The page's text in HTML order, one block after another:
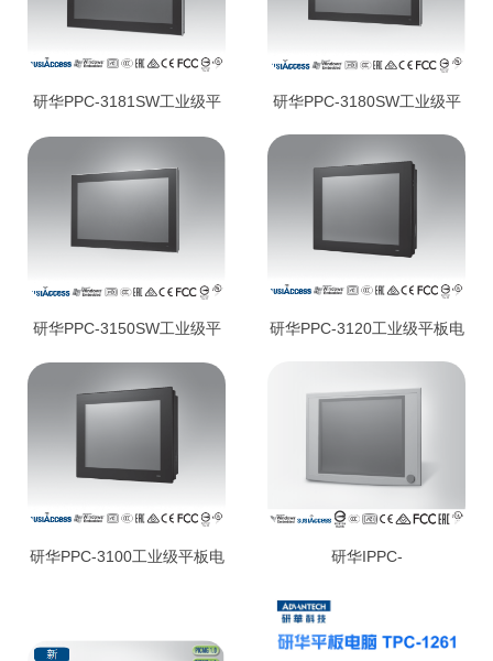
研华PPC-3181SW工业级平 研华PPC-3180SW工业级平
板电脑
研华PPC-3150SW工业级平
板电脑
研华PPC-3120工业级平板电
脑
研华PPC-3100工业级平板电 研华IPPC-
6152A_6172A_6192A工业